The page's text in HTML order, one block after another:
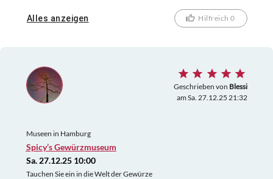
Gewürze!!!!
Alles anzeigen Hilfreich 0
Geschrieben von Blessi
am Sa. 27.12.25 21:32
Museen in Hamburg
Spicy’s Gewürzmuseum
Sa. 27.12.25 10:00
Tauchen Sie ein in die Welt der Gewürze